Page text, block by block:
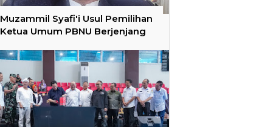
Muzammil Syafi'i Usul Pemilihan
Ketua Umum PBNU Berjenjang